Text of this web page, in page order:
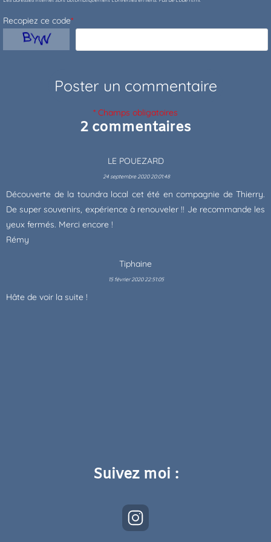
Recopiez ce code*
* Champs obligatoires
2 commentaires
LE POUEZARD
24 septembre 2020 20:01:48
Découverte de la toundra local cet été en compagnie de Thierry.
De super souvenirs, expérience à renouveler !! Je recommande les
yeux fermés. Merci encore !
Rémy
Tiphaine
15 février 2020 22:51:05
Hâte de voir la suite !
Suivez moi :